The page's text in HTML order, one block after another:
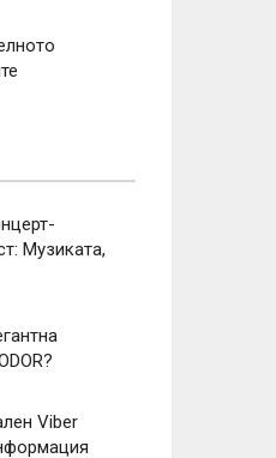
Музиката,
Viber